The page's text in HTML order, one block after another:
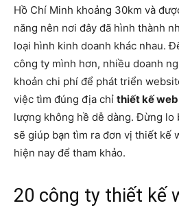
Hồ Chí Minh khoảng 30km và
năng nên nơi đây đã hình thành
loại hình kinh doanh khác nhau.
công ty mình hơn, nhiều doanh
khoản chi phí để phát triển
việc tìm đúng địa chỉ thiết kế
lượng không hề dễ dàng. Đừng lo
sẽ giúp bạn tìm ra đơn vị thiết kế
hiện nay để tham khảo.
20 công ty thiết kế